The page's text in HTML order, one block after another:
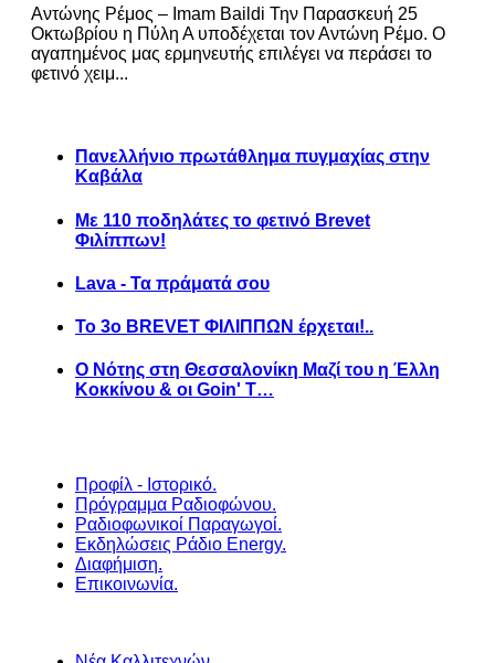
Αντώνης Ρέμος – Imam Baildi Την Παρασκευή 25
Οκτωβρίου η Πύλη Α υποδέχεται τον Αντώνη Ρέμο. Ο
αγαπημένος μας ερμηνευτής επιλέγει να περάσει το
φετινό χειμ...
Πανελλήνιο πρωτάθλημα πυγμαχίας στην
Καβάλα
Με 110 ποδηλάτες το φετινό Brevet
Φιλίππων!
Lava - Τα πράματά σου
Το 3ο BREVET ΦΙΛΙΠΠΩΝ έρχεται!..
Ο Νότης στη Θεσσαλονίκη Μαζί του η Έλλη
Κοκκίνου & οι Goin' T…
Προφίλ - Ιστορικό.
Πρόγραμμα Ραδιοφώνου.
Ραδιοφωνικοί Παραγωγοί.
Εκδηλώσεις Ράδιο Energy.
Διαφήμιση.
Επικοινωνία.